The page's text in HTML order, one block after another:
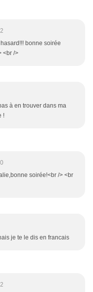
bonne soirée
<br />
à en trouver dans ma
!
soirée!<br /> <br
je te le dis en francais